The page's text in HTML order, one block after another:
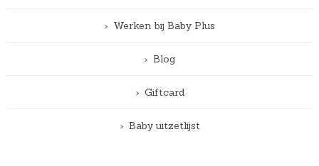
Werken bij Baby Plus
Blog
Giftcard
Baby uitzetlijst